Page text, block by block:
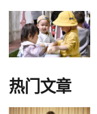
热门文章